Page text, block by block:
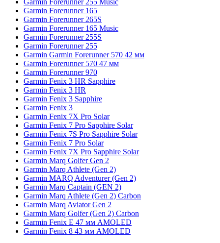
Garmin Forerunner 255 Music
Garmin Forerunner 165
Garmin Forerunner 265S
Garmin Forerunner 165 Music
Garmin Forerunner 255S
Garmin Forerunner 255
Garmin Garmin Forerunner 570 42 мм
Garmin Forerunner 570 47 мм
Garmin Forerunner 970
Garmin Fenix 3 HR Sapphire
Garmin Fenix 3 HR
Garmin Fenix 3 Sapphire
Garmin Fenix 3
Garmin Fenix 7X Pro Solar
Garmin Fenix 7 Pro Sapphire Solar
Garmin Fenix 7S Pro Sapphire Solar
Garmin Fenix 7 Pro Solar
Garmin Fenix 7X Pro Sapphire Solar
Garmin Marq Golfer Gen 2
Garmin Marq Athlete (Gen 2)
Garmin MARQ Adventurer (Gen 2)
Garmin Marq Captain (GEN 2)
Garmin Marq Athlete (Gen 2) Carbon
Garmin Marq Aviator Gen 2
Garmin Marq Golfer (Gen 2) Carbon
Garmin Fenix E 47 мм AMOLED
Garmin Fenix 8 43 мм AMOLED